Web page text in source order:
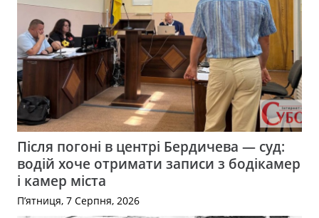
Після погоні в центрі Бердичева — суд:
водій хоче отримати записи з бодікамер
і камер міста
П’ятниця, 7 Серпня, 2026